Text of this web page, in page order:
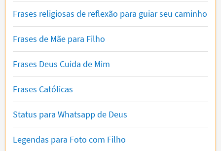
Frases religiosas de reflexão para guiar seu caminho
Frases de Mãe para Filho
Frases Deus Cuida de Mim
Frases Católicas
Status para Whatsapp de Deus
Legendas para Foto com Filho